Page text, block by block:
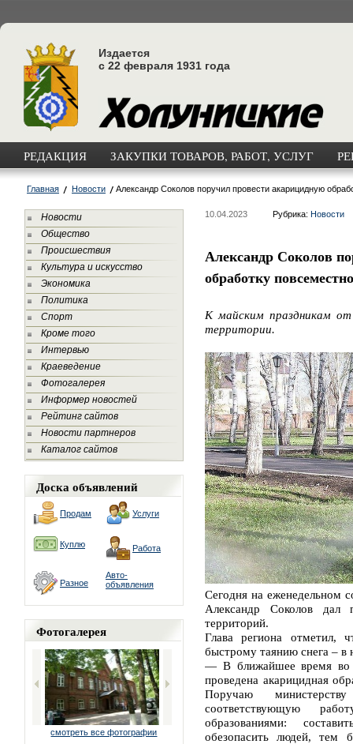
Издается
с 22 февраля 1931 года
РЕДАКЦИЯ ЗАКУПКИ ТОВАРОВ, РАБОТ, УСЛУГ
Главная Новости Александр Соколов поручил провести акарицидную
Новости
Общество
Происшествия
Культура и искусство
Экономика
Политика
Спорт
Кроме того
Интервью
Краеведение
Фотогалерея
Информер новостей
Рейтинг сайтов
Новости партнеров
Каталог сайтов
Доска объявлений
Продам Услуги
Куплю Работа
Разное
Авто-
объявления
Фотогалерея
смотреть все фотографии
10.04.2023 Рубрика: Новости
Александр Соколов
обработку повсеместно
К майским праздникам
территории.
Сегодня на еженедельном
Александр Соколов дал
территорий.
Глава региона отметил,
быстрому таянию снега –
— В ближайшее время во
проведена акарицидная
Поручаю
соответствующую
образованиями:
обезопасить людей, тем